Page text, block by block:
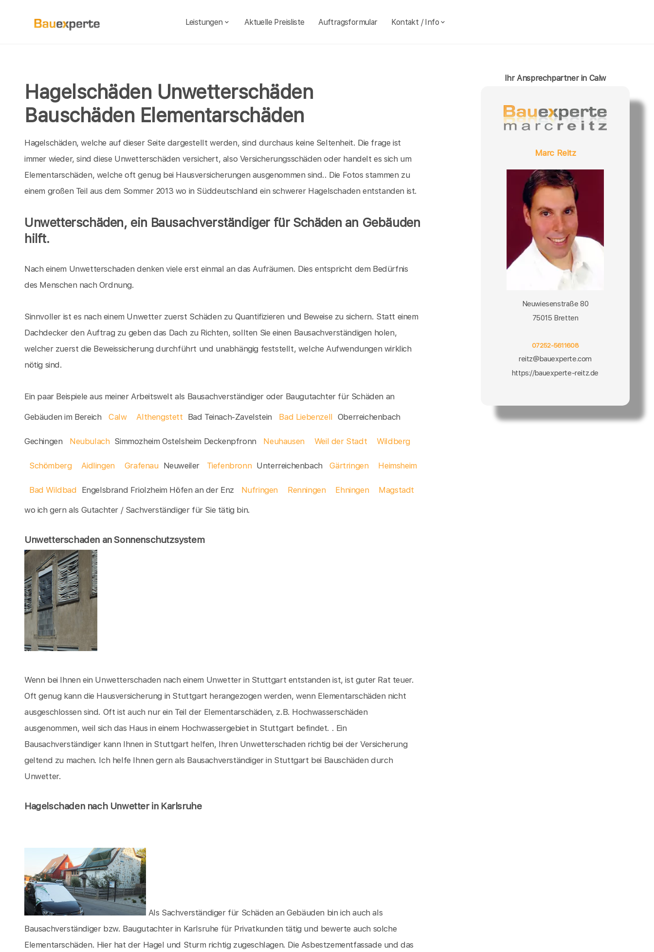
Leistungen Aktuelle Preisliste Auftragsformular Kontakt / Info
Hagelschäden Unwetterschäden
Bauschäden Elementarschäden
Hagelschäden, welche auf dieser Seite dargestellt werden, sind durchaus keine Seltenheit. Die frage ist
immer wieder, sind diese Unwetterschäden versichert, also Versicherungsschäden oder handelt es sich um
Elementarschäden, welche oft genug bei Hausversicherungen ausgenommen sind.. Die Fotos stammen zu
einem großen Teil aus dem Sommer 2013 wo in Süddeutschland ein schwerer Hagelschaden entstanden ist.
Unwetterschäden, ein Bausachverständiger für Schäden an Gebäuden
hilft.
Nach einem Unwetterschaden denken viele erst einmal an das Aufräumen. Dies entspricht dem Bedürfnis
des Menschen nach Ordnung.
Sinnvoller ist es nach einem Unwetter zuerst Schäden zu Quantifizieren und Beweise zu sichern. Statt einem
Dachdecker den Auftrag zu geben das Dach zu Richten, sollten Sie einen Bausachverständigen holen,
welcher zuerst die Beweissicherung durchführt und unabhängig feststellt, welche Aufwendungen wirklich
nötig sind.
Ein paar Beispiele aus meiner Arbeitswelt als Bausachverständiger oder Baugutachter für Schäden an
Gebäuden im Bereich Calw Althengstett Bad Teinach-Zavelstein Bad Liebenzell Oberreichenbach
Gechingen Neubulach Simmozheim Ostelsheim Deckenpfronn Neuhausen Weil der Stadt Wildberg
Schömberg Aidlingen Grafenau Neuweiler Tiefenbronn Unterreichenbach Gärtringen Heimsheim
Bad Wildbad Engelsbrand Friolzheim Höfen an der Enz Nufringen Renningen Ehningen Magstadt
wo ich gern als Gutachter / Sachverständiger für Sie tätig bin.
Unwetterschaden an Sonnenschutzsystem
Wenn bei Ihnen ein Unwetterschaden nach einem Unwetter in Stuttgart entstanden ist, ist guter Rat teuer.
Oft genug kann die Hausversicherung in Stuttgart herangezogen werden, wenn Elementarschäden nicht
ausgeschlossen sind. Oft ist auch nur ein Teil der Elementarschäden, z.B. Hochwasserschäden
ausgenommen, weil sich das Haus in einem Hochwassergebiet in Stuttgart befindet. . Ein
Bausachverständiger kann Ihnen in Stuttgart helfen, Ihren Unwetterschaden richtig bei der Versicherung
geltend zu machen. Ich helfe Ihnen gern als Bausachverständiger in Stuttgart bei Bauschäden durch
Unwetter.
Hagelschaden nach Unwetter in Karlsruhe
Als Sachverständiger für Schäden an Gebäuden bin ich auch als
Bausachverständiger bzw. Baugutachter in Karlsruhe für Privatkunden tätig und bewerte auch solche
Elementarschäden. Hier hat der Hagel und Sturm richtig zugeschlagen. Die Asbestzementfassade und das
Ihr Ansprechpartner in Calw
Marc Reitz
Neuwiesenstraße 80
75015 Bretten
07252-5611608
reitz@bauexperte.com
https://bauexperte-reitz.de